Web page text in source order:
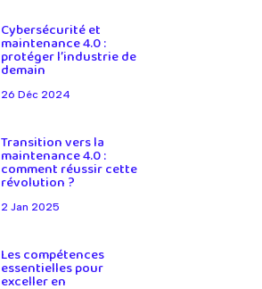
Cybersécurité et
maintenance 4.0 :
protéger l’industrie de
demain
26 Déc 2024
Transition vers la
maintenance 4.0 :
comment réussir cette
révolution ?
2 Jan 2025
Les compétences
essentielles pour
exceller en